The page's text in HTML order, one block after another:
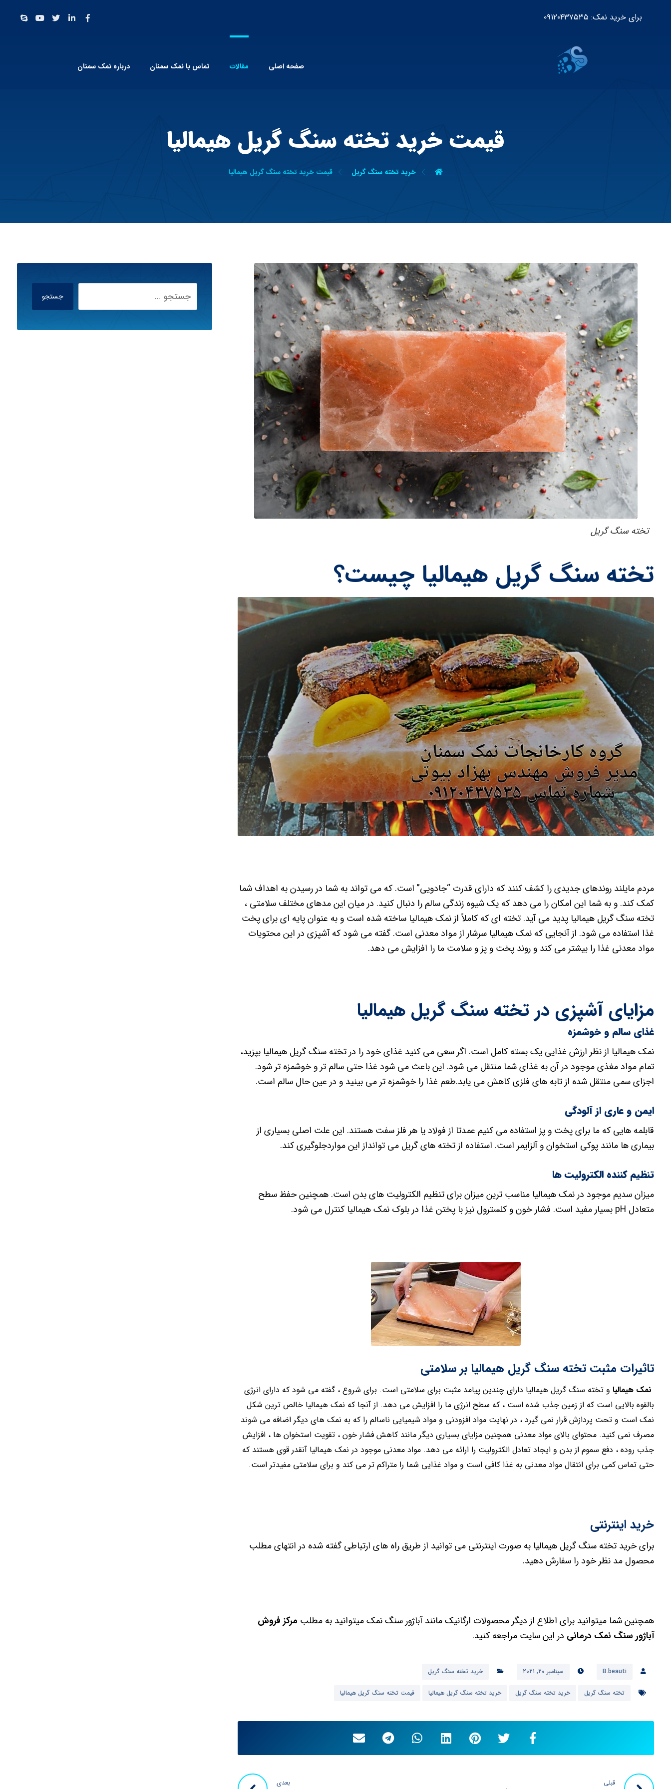
برای خرید نمک: ۰۹۱۲۰۴۳۷۵۳۵
صفحه اصلی مقالات تماس با نمک سمنان درباره نمک سمنان
قیمت خرید تخته سنگ گریل هیمالیا
خرید تخته سنگ گریل قیمت خرید تخته سنگ گریل هیمالیا
تخته سنگ گریل
تخته سنگ گریل هیمالیا چیست؟
مردم مایلند روندهای جدیدی را کشف کنند که دارای قدرت “جادویی” است. که می تواند به شما در رسیدن به اهداف شما
کمک کند. و به شما این امکان را می دهد که یک شیوه زندگی سالم را دنبال کنید. در میان این مدهای مختلف سلامتی ،
تخته سنگ گریل هیمالیا پدید می آید. تخته ای که کاملاً از نمک هیمالیا ساخته شده است و به عنوان پایه ای برای پخت
غذا استفاده می شود. از آنجایی که نمک هیمالیا سرشار از مواد معدنی است. گفته می شود که آشپزی در این محتویات
مواد معدنی غذا را بیشتر می کند و روند پخت و پز و سلامت ما را افزایش می دهد.
مزایای آشپزی در تخته سنگ گریل هیمالیا
غذای سالم و خوشمزه
نمک هیمالیا از نظر ارزش غذایی یک بسته کامل است. اگر سعی می کنید غذای خود را در تخته سنگ گریل هیمالیا بپزید،
تمام مواد مغذی موجود در آن به غذای شما منتقل می شود. این باعث می شود غذا حتی سالم تر و خوشمزه تر شود.
اجزای سمی منتقل شده از تابه های فلزی کاهش می یابد.طعم غذا را خوشمزه تر می بینید و در عین حال سالم است.
ایمن و عاری از آلودگی
قابلمه هایی که ما برای پخت و پز استفاده می کنیم عمدتا از فولاد یا هر فلز سفت هستند. این علت اصلی بسیاری از
بیماری ها مانند پوکی استخوان و آلزایمر است. استفاده از تخته های گریل می توانداز این مواردجلوگیری کند.
تنظیم کننده الکترولیت ها
میزان سدیم موجود در نمک هیمالیا مناسب ترین میزان برای تنظیم الکترولیت های بدن است. همچنین حفظ سطح
متعادل pH بسیار مفید است. فشار خون و کلسترول نیز با پختن غذا در بلوک نمک هیمالیا کنترل می شود.
تاثیرات مثبت تخته سنگ گریل هیمالیا بر سلامتی
نمک هیمالیاو تخته سنگ گریل هیمالیا دارای چندین پیامد مثبت برای سلامتی است. برای شروع ، گفته می شود که دارای انرژی
بالقوه بالایی است که از زمین جذب شده است ، که سطح انرژی ما را افزایش می دهد. از آنجا که نمک هیمالیا خالص ترین شکل
نمک است و تحت پردازش قرار نمی گیرد ، در نهایت مواد افزودنی و مواد شیمیایی ناسالم را که به نمک های دیگر اضافه می شوند
مصرف نمی کنید. محتوای بالای مواد معدنی همچنین مزایای بسیاری دیگر مانند کاهش فشار خون ، تقویت استخوان ها ، افزایش
جذب روده ، دفع سموم از بدن و ایجاد تعادل الکترولیت را ارائه می دهد. مواد معدنی موجود در نمک هیمالیا آنقدر قوی هستند که
حتی تماس کمی برای انتقال مواد معدنی به غذا کافی است و مواد غذایی شما را متراکم تر می کند و برای سلامتی مفیدتر است.
خرید اینترنتی
برای خرید تخته سنگ گریل هیمالیا به صورت اینترنتی می توانید از طریق راه های ارتباطی گفته شده در انتهای مطلب
محصول مد نظر خود را سفارش دهید.
همچنین شما میتوانید برای اطلاع از دیگر محصولات ارگانیک مانند آباژور سنگ نمک میتوانید به مطلب مرکز فروش
آباژور سنگ نمک درمانی در این سایت مراجعه کنید.
B.beauti سپتامبر ۲۰, ۲۰۲۱ خرید تخته سنگ گریل
تخته سنگ گریل خرید تخته سنگ گریل خرید تخته سنگ گریل هیمالیا قیمت تخته سنگ گریل هیمالیا
قبلی بعدی
جستجو